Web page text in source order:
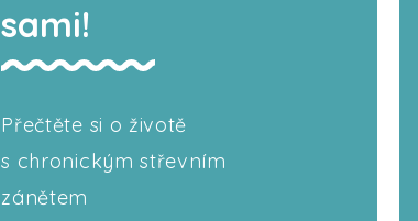
sami!
Přečtěte si o životě
s chronickým střevním
zánětem